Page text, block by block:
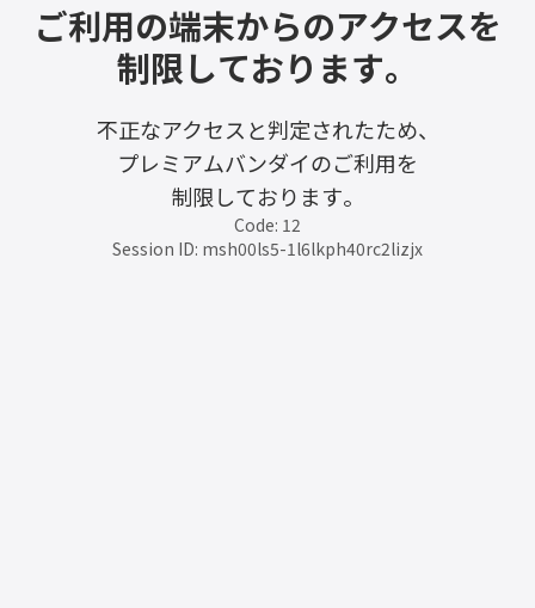
ご利用の端末からのアクセスを
制限しております。
不正なアクセスと判定されたため、
プレミアムバンダイのご利用を
制限しております。
Code: 12
Session ID: msh00ls5-1l6lkph40rc2lizjx